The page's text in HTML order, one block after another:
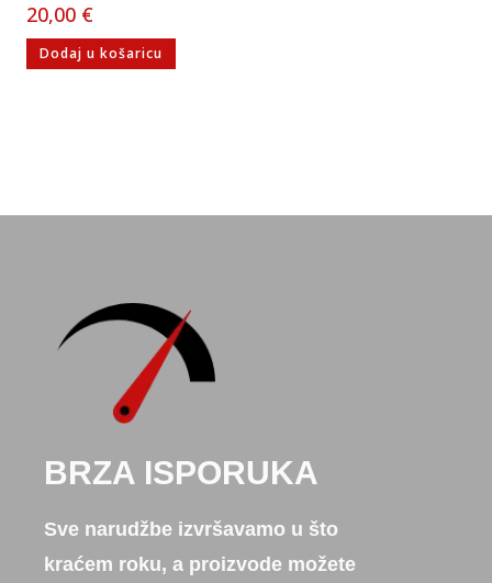
20,00 €
Dodaj u košaricu
BRZA ISPORUKA
Sve narudžbe izvršavamo u što
kraćem roku, a proizvode možete